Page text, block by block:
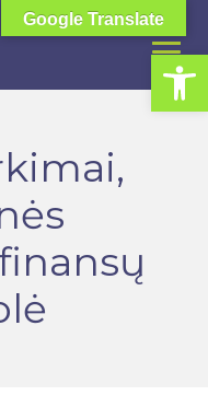
Open toolbar
Google Translate